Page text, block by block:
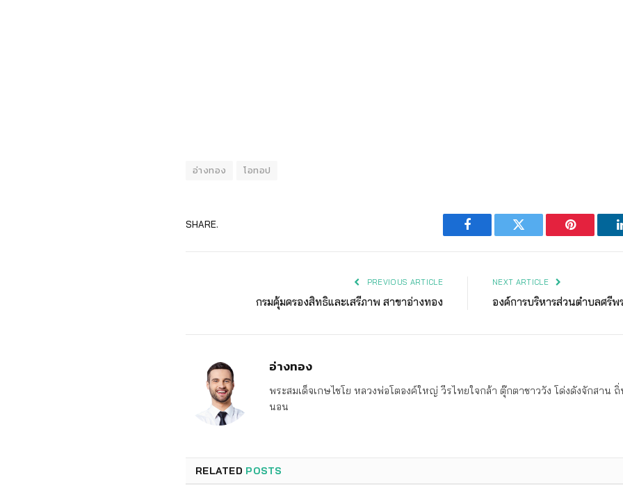
อ่างทอง โอทอป
SHARE.
Facebook Twitter Pinterest
PREVIOUS ARTICLE
กรมคุ้มครองสิทธิและเสรีภาพ สาขาอ่างทอง
NEXT ARTICLE
องค์การบริหารส่วนตำบลศรีพ
อ่างทอง
พระสมเด็จเกษไชโย หลวงพ่อโตองค์ใหญ่ วีรไทยใจกล้า ตุ๊กตาชาววัง โด่งดังจักสาน
นอน
RELATED POSTS